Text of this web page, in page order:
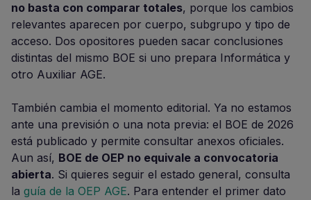
no basta con comparar totales, porque los cambios
relevantes aparecen por cuerpo, subgrupo y tipo de
acceso. Dos opositores pueden sacar conclusiones
distintas del mismo BOE si uno prepara Informática y
otro Auxiliar AGE.
También cambia el momento editorial. Ya no estamos
ante una previsión o una nota previa: el BOE de 2026
está publicado y permite consultar anexos oficiales.
Aun así, BOE de OEP no equivale a convocatoria
abierta. Si quieres seguir el estado general, consulta
la guía de la OEP AGE. Para entender el primer dato